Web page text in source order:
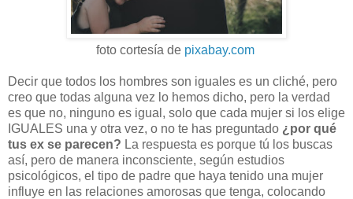
foto cortesía de pixabay.com
Decir que todos los hombres son iguales es un cliché, pero
creo que todas alguna vez lo hemos dicho, pero la verdad
es que no, ninguno es igual, solo que cada mujer si los elige
IGUALES una y otra vez, o no te has preguntado ¿por qué
tus ex se parecen? La respuesta es porque tú los buscas
así, pero de manera inconsciente, según estudios
psicológicos, el tipo de padre que haya tenido una mujer
influye en las relaciones amorosas que tenga, colocando